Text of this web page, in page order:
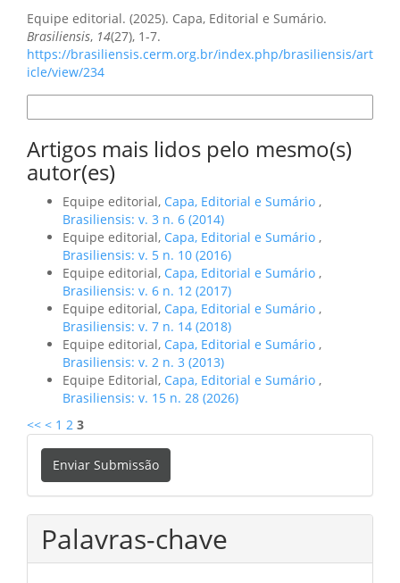
Equipe editorial. (2025). Capa, Editorial e Sumário.
Brasiliensis, 14(27), 1-7.
https://brasiliensis.cerm.org.br/index.php/brasiliensis/art
icle/view/234
Artigos mais lidos pelo mesmo(s)
autor(es)
Equipe editorial, Capa, Editorial e Sumário ,
Brasiliensis: v. 3 n. 6 (2014)
Equipe editorial, Capa, Editorial e Sumário ,
Brasiliensis: v. 5 n. 10 (2016)
Equipe editorial, Capa, Editorial e Sumário ,
Brasiliensis: v. 6 n. 12 (2017)
Equipe editorial, Capa, Editorial e Sumário ,
Brasiliensis: v. 7 n. 14 (2018)
Equipe editorial, Capa, Editorial e Sumário ,
Brasiliensis: v. 2 n. 3 (2013)
Equipe Editorial, Capa, Editorial e Sumário ,
Brasiliensis: v. 15 n. 28 (2026)
<< < 1 2 3
Enviar
Submissão
Enviar Submissão
Palavras-chave